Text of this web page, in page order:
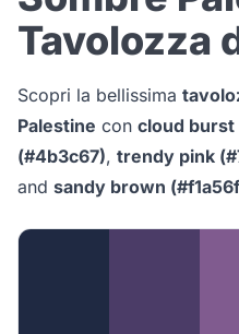
Tavolozza
Scopri la bellissima
Palestine con cloud burst
(#4b3c67), trendy pink
and sandy brown